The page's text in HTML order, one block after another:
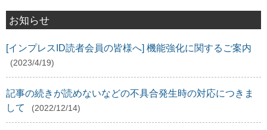
お知らせ
[インプレスID読者会員の皆様へ] 機能強化に関するご案内
(2023/4/19)
記事の続きが読めないなどの不具合発生時の対応につきま
して
(2022/12/14)